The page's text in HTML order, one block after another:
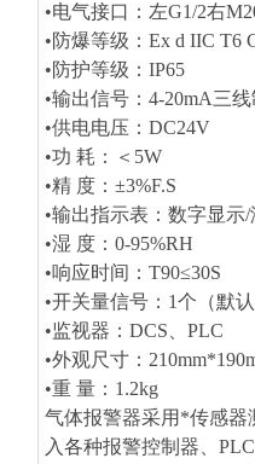
•电气接口：左G1/2右
•防爆等级：Ex d IIC T6
•防护等级：IP65
•输出信号：4-20mA三
•供电电压：DC24V
•功 耗：＜5W
•精 度：±3%F.S
•输出指示表：数字显示
•湿 度：0-95%RH
•响应时间：T90≤30S
•开关量信号：1个（默
•监视器：DCS、PLC
•外观尺寸：
•重 量：1.2kg
气体报警器采用*传感器
入各种报警控制器、